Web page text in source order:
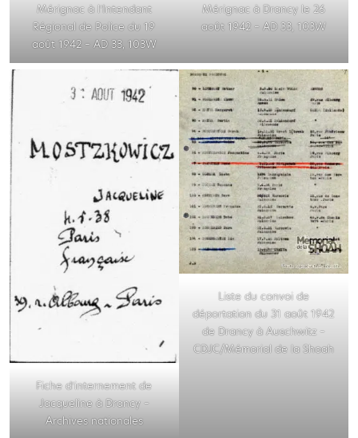
Mérignac à l’Intendant
Régional de Police du 19
août 1942 – AD 33, 103W
Mérignac à Drancy le 26
août 1942 – AD 33, 103W
Fiche d’internement de
Jacqueline à Drancy –
Archives nationales
Liste du convoi de
déportation du 31 août 1942
de Drancy à Auschwitz –
CDJC/Mémorial de la Shoah